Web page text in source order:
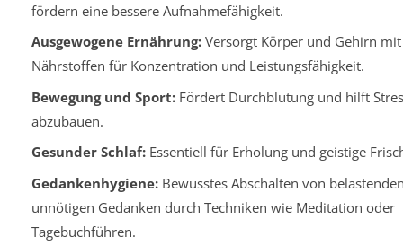
fördern eine bessere Aufnahmefähigkeit.
Ausgewogene Ernährung:Versorgt Körper und Gehirn
Nährstoffen für Konzentration und Leistungsfähigkeit.
Bewegung und Sport:Fördert Durchblutung und hilft
abzubauen.
Gesunder Schlaf:Essentiell für Erholung und geistige
Gedankenhygiene:Bewusstes Abschalten von
unnötigen Gedanken durch Techniken wie Meditation oder
Tagebuchführen.